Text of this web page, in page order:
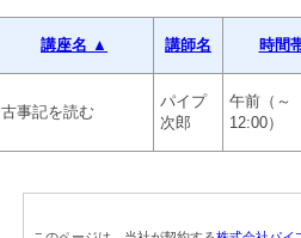
講座名 ▲ 講師名 時間
古事記を読む
パイプ
次郎
午前（～
12:00）